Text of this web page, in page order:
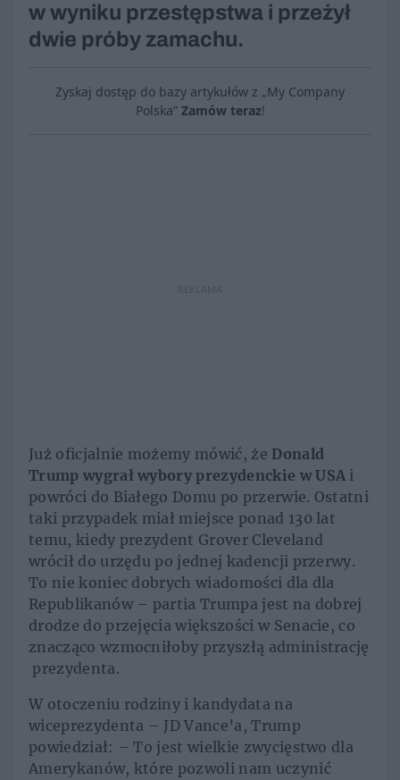
w wyniku przestępstwa i przeżył
dwie próby zamachu.
Zyskaj dostęp do bazy artykułów z „My Company
Polska” Zamów teraz!
REKLAMA
Już oficjalnie możemy mówić, że Donald
Trump wygrał wybory prezydenckie w USA i
powróci do Białego Domu po przerwie. Ostatni
taki przypadek miał miejsce ponad 130 lat
temu, kiedy prezydent Grover Cleveland
wrócił do urzędu po jednej kadencji przerwy.
To nie koniec dobrych wiadomości dla dla
Republikanów – partia Trumpa jest na dobrej
drodze do przejęcia większości w Senacie, co
znacząco wzmocniłoby przyszłą administrację
prezydenta.
W otoczeniu rodziny i kandydata na
wiceprezydenta – JD Vance’a, Trump
powiedział: – To jest wielkie zwycięstwo dla
Amerykanów, które pozwoli nam uczynić